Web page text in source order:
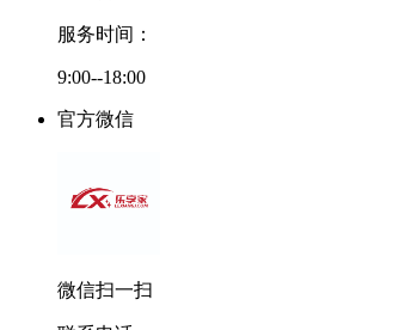
服务时间：
9:00--18:00
官方微信
微信扫一扫